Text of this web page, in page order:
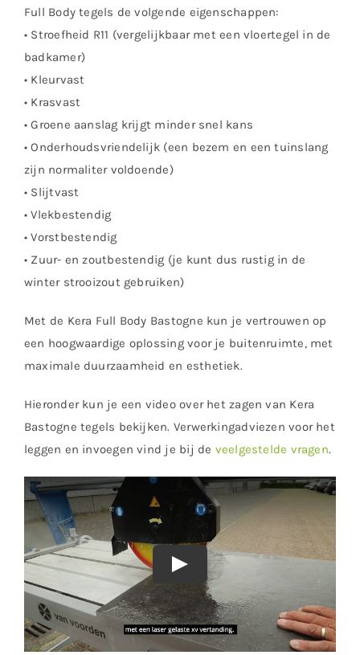
Full Body tegels de volgende eigenschappen:
• Stroefheid R11 (vergelijkbaar met een vloertegel in de
badkamer)
• Kleurvast
• Krasvast
• Groene aanslag krijgt minder snel kans
• Onderhoudsvriendelijk (een bezem en een tuinslang
zijn normaliter voldoende)
• Slijtvast
• Vlekbestendig
• Vorstbestendig
• Zuur- en zoutbestendig (je kunt dus rustig in de
winter strooizout gebruiken)
Met de Kera Full Body Bastogne kun je vertrouwen op
een hoogwaardige oplossing voor je buitenruimte, met
maximale duurzaamheid en esthetiek.
Hieronder kun je een video over het zagen van Kera
Bastogne tegels bekijken. Verwerkingadviezen voor het
leggen en invoegen vind je bij de veelgestelde vragen.